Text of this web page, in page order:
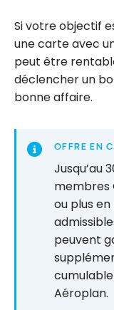
Si votre objectif
une carte avec
peut être
déclencher un
bonne affaire.
OFFRE EN
Jusqu’au
membres
ou plus
peuvent
Aéroplan.